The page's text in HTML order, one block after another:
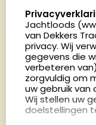
Nederland
4.8
2883
Openingstijden
Dinsdag en
uur
select
Jachtloods
van Dekkers
privacy. Wij
gegevens die
verbeteren
zorgvuldig om
uw gebruik van
Wij stellen uw
doelstellingen